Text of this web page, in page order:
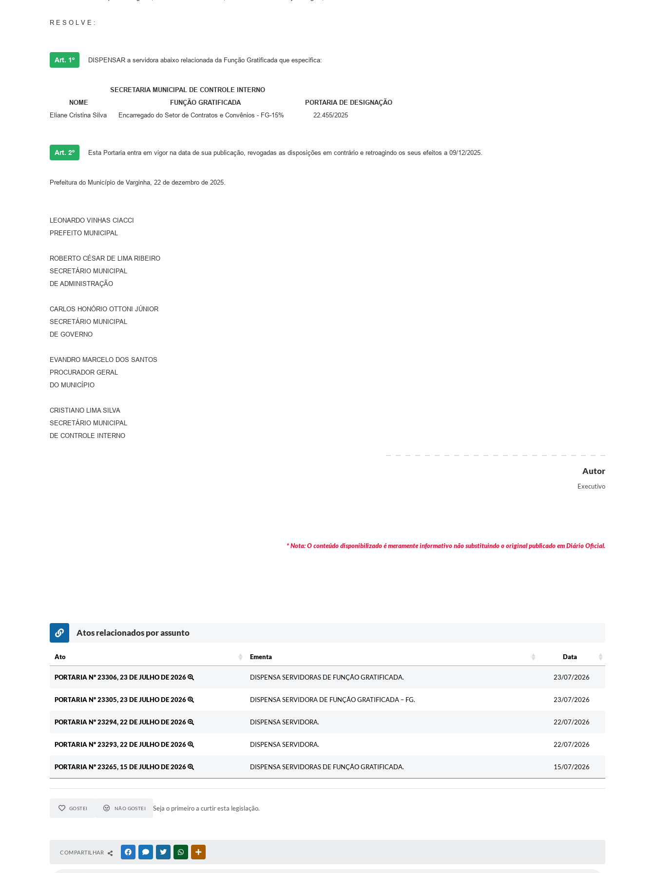
R E S O L V E :
Art. 1º DISPENSAR a servidora abaixo relacionada da Função Gratificada que especifica:
SECRETARIA MUNICIPAL DE CONTROLE INTERNO
NOME FUNÇÃO GRATIFICADA PORTARIA DE DESIGNAÇÃO
Eliane Cristina Silva Encarregado do Setor de Contratos e Convênios - FG-15% 22.455/2025
Art. 2º Esta Portaria entra em vigor na data de sua publicação, revogadas as disposições em contrário e retroagindo os seus efeitos a 09/12/2025.
Prefeitura do Município de Varginha, 22 de dezembro de 2025.
LEONARDO VINHAS CIACCI
PREFEITO MUNICIPAL
ROBERTO CÉSAR DE LIMA RIBEIRO
SECRETÁRIO MUNICIPAL
DE ADMINISTRAÇÃO
CARLOS HONÓRIO OTTONI JÚNIOR
SECRETÁRIO MUNICIPAL
DE GOVERNO
EVANDRO MARCELO DOS SANTOS
PROCURADOR GERAL
DO MUNICÍPIO
CRISTIANO LIMA SILVA
SECRETÁRIO MUNICIPAL
DE CONTROLE INTERNO
Autor
Executivo
* Nota: O conteúdo disponibilizado é meramente informativo não substituindo o original publicado em Diário Oficial.
Atos relacionados por assunto
Ato Ementa
Data
PORTARIA Nº 23306, 23 DE JULHO DE 2026
DISPENSA SERVIDORAS DE FUNÇÃO GRATIFICADA. 23/07/2026
PORTARIA Nº 23305, 23 DE JULHO DE 2026 DISPENSA SERVIDORA DE FUNÇÃO GRATIFICADA – FG. 23/07/2026
PORTARIA Nº 23294, 22 DE JULHO DE 2026 DISPENSA SERVIDORA. 22/07/2026
PORTARIA Nº 23293, 22 DE JULHO DE 2026 DISPENSA SERVIDORA. 22/07/2026
PORTARIA Nº 23265, 15 DE JULHO DE 2026 DISPENSA SERVIDORAS DE FUNÇÃO GRATIFICADA. 15/07/2026
GOSTEI NÃO GOSTEI Seja o primeiro a curtir esta legislação.
COMPARTILHAR FACEBOOKMESSENGER
TWITTERWHATSAPP